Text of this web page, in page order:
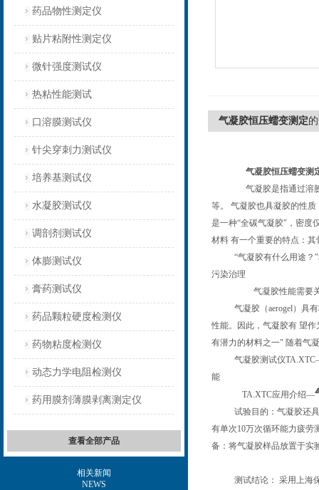
药品物性测定仪
贴片粘附性测定仪
微针强度测试仪
热粘性能测试
口溶膜测试仪
针尖穿刺力测试仪
培养基测试仪
水凝胶测试仪
调剖剂测试仪
体膨测试仪
膏药测试仪
药品颗粒硬度检测仪
药物粘度检测仪
动态力学电阻检测仪
药用膜剂薄膜剥离测定仪
查看全部产品
相关新闻
NEWS
气凝胶恒压蠕变测定
气凝胶恒压蠕变测
气凝胶是指通过溶
等。
气凝胶也具凝胶的性质
是一种“全碳气凝胶" ，密度
材料 有一个重要的特点：
“气凝胶有什么用途？ "
污染治理
气凝胶性能需要
气凝胶（aerogel）具
性能。因此，气凝胶有 望
有潜力的材料之一" 随着气
气凝胶测试仪
能
TA.XTC应用介绍—
试验目的：气凝胶还
有单次10万次循环能力疲劳
备：将气凝胶样品放置于实
测试结论： 采用上海